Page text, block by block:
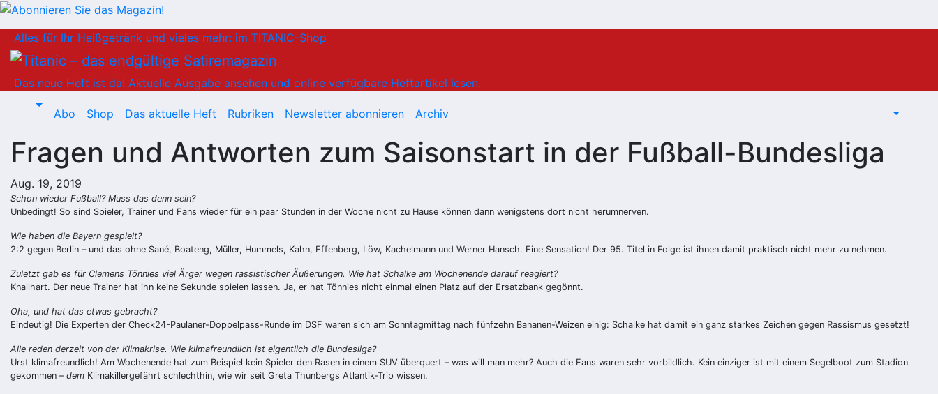
Inhalt
springen
Alles für Ihr Heißgetränk und vieles mehr: im TITANIC-Shop
Das neue Heft ist da! Aktuelle Ausgabe ansehen und online verfügbare Heftartikel lesen.
Abo Shop Das aktuelle Heft Rubriken Newsletter abonnieren Archiv
Fragen und Antworten zum Saisonstart in der Fußball-Bundesliga
Aug. 19, 2019
Schon wieder Fußball? Muss das denn sein?
Unbedingt! So sind Spieler, Trainer und Fans wieder für ein paar Stunden in der Woche nicht zu Hause können dann wenigstens dort nicht herumnerven.
Wie haben die Bayern gespielt?
2:2 gegen Berlin – und das ohne Sané, Boateng, Müller, Hummels, Kahn, Effenberg, Löw, Kachelmann und Werner Hansch. Eine Sensation! Der 95. Titel in Folge ist ihnen damit praktisch nicht mehr zu nehmen.
Zuletzt gab es für Clemens Tönnies viel Ärger wegen rassistischer Äußerungen. Wie hat Schalke am Wochenende darauf reagiert?
Knallhart. Der neue Trainer hat ihn keine Sekunde spielen lassen. Ja, er hat Tönnies nicht einmal einen Platz auf der Ersatzbank gegönnt.
Oha, und hat das etwas gebracht?
Eindeutig! Die Experten der Check24-Paulaner-Doppelpass-Runde im DSF waren sich am Sonntagmittag nach fünfzehn Bananen-Weizen einig: Schalke hat damit ein ganz starkes Zeichen gegen Rassismus gesetzt!
Alle reden derzeit von der Klimakrise. Wie klimafreundlich ist eigentlich die Bundesliga?
Urst klimafreundlich! Am Wochenende hat zum Beispiel kein Spieler den Rasen in einem SUV überquert – was will man mehr? Auch die Fans waren sehr vorbildlich. Kein einziger ist mit einem Segelboot zum Stadion
gekommen – dem Klimakillergefährt schlechthin, wie wir seit Greta Thunbergs Atlantik-Trip wissen.